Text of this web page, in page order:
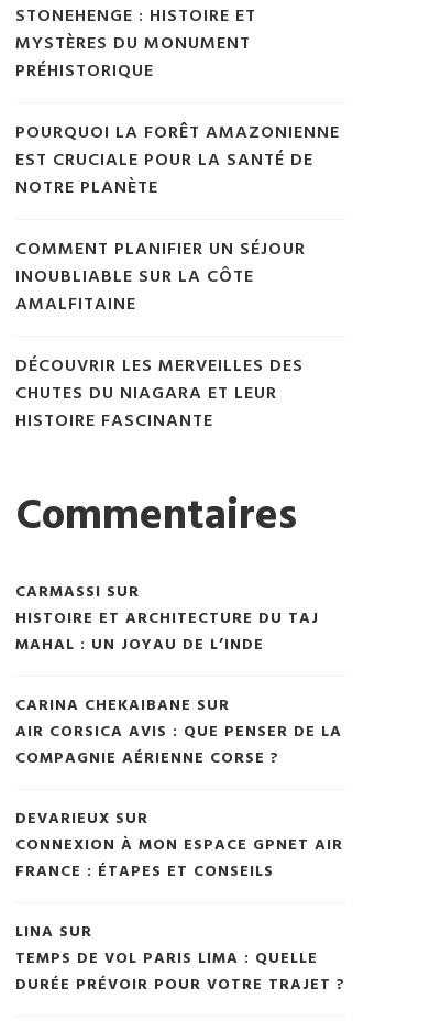
STONEHENGE : HISTOIRE ET
MYSTÈRES DU MONUMENT
PRÉHISTORIQUE
POURQUOI LA FORÊT AMAZONIENNE
EST CRUCIALE POUR LA SANTÉ DE
NOTRE PLANÈTE
COMMENT PLANIFIER UN SÉJOUR
INOUBLIABLE SUR LA CÔTE
AMALFITAINE
DÉCOUVRIR LES MERVEILLES DES
CHUTES DU NIAGARA ET LEUR
HISTOIRE FASCINANTE
Commentaires
CARMASSI SUR
HISTOIRE ET ARCHITECTURE DU TAJ
MAHAL : UN JOYAU DE L’INDE
CARINA CHEKAIBANE SUR
AIR CORSICA AVIS : QUE PENSER DE LA
COMPAGNIE AÉRIENNE CORSE ?
DEVARIEUX SUR
CONNEXION À MON ESPACE GPNET AIR
FRANCE : ÉTAPES ET CONSEILS
LINA SUR
TEMPS DE VOL PARIS LIMA : QUELLE
DURÉE PRÉVOIR POUR VOTRE TRAJET ?